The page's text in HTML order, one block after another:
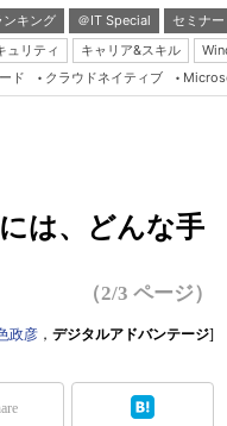
ンキング ＠IT Special セミナー
ュリティ キャリア&スキル
Server
Java Agile
Master
Security
ド クラウドネイティブ
は、どんな手
（2/3 ページ）
政彦 ， デジタルアドバンテージ]